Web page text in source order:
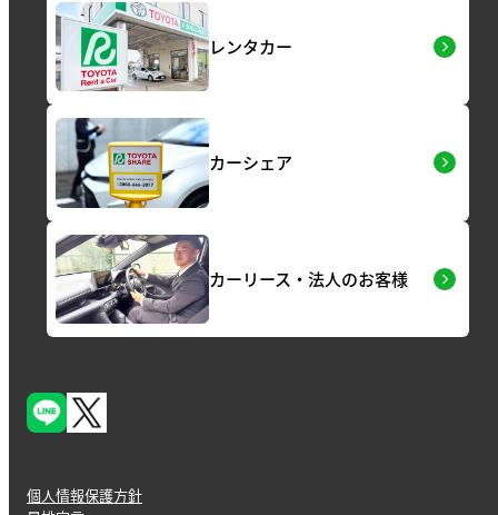
レンタカー
カーシェア
カーリース・法人のお客様
個人情報保護方針